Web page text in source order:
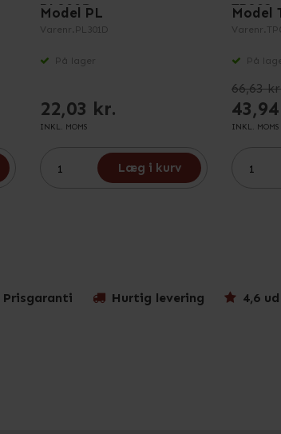
PL300D
Model PL
Varenr. PL301D
På lager
22,03 kr.
INKL. MOMS
Læg i kurv
TP302
Model
Varenr.
På
66,63
INKL. MOMS
Prisgaranti Hurtig levering 4,6